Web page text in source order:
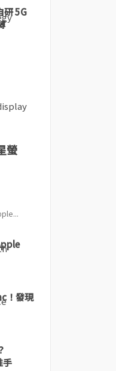
研 5G
螢
！發現
手